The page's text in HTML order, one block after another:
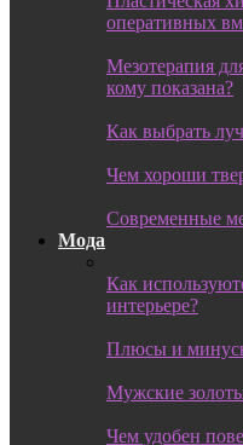
оперативных
Мезотерапия
кому показана?
Как выбрать
Чем хороши
Современные
Мода
Как
интерьере?
Плюсы и
Мужские
Чем удобен